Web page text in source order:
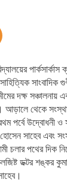
পার্কসার্কাস
সাংবাদিক
দক্ষ সঞ্চালনায়
আড়ালে থেকে
পর্বে উদ্বোধনী
সাহেব এবং
পথের দিক
ডক্টর শঙ্কর